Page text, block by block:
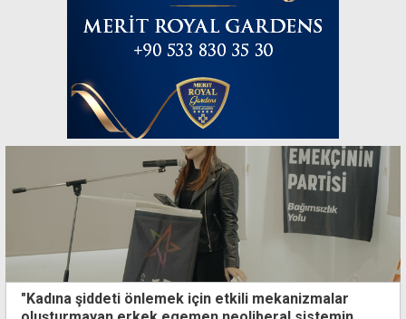
"Kadına şiddeti önlemek için etkili mekanizmalar